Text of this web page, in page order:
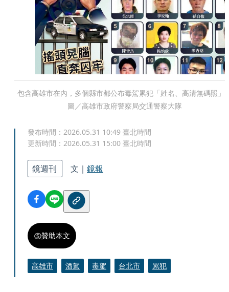
包含高雄市在內，多個縣市都公布毒駕累犯「姓名、高清無碼照」
圖／高雄市政府警察局交通警察大隊
發布時間： 2026.05.31 10:49 臺北時間
更新時間： 2026.05.31 15:00 臺北時間
鏡週刊 文｜ 鏡報
贊助本文
高雄市 酒駕 毒駕 台北市 累犯